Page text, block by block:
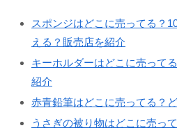
スポンジはどこに売ってる？
える？販売店を紹介
キーホルダーはどこに売って
紹介
赤青鉛筆はどこに売ってる？
うさぎの被り物はどこに売っ